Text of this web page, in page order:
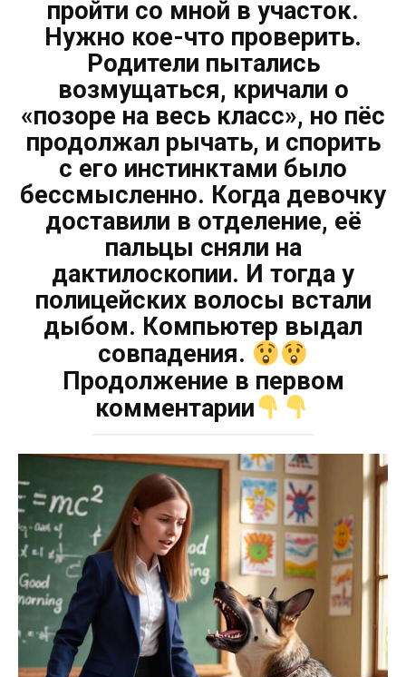
пройти со мной в участок.
Нужно кое-что проверить.
Родители пытались
возмущаться, кричали о
«позоре на весь класс», но пёс
продолжал рычать, и спорить
с его инстинктами было
бессмысленно. Когда девочку
доставили в отделение, её
пальцы сняли на
дактилоскопии. И тогда у
полицейских волосы встали
дыбом. Компьютер выдал
совпадения.
Продолжение в первом
комментарии